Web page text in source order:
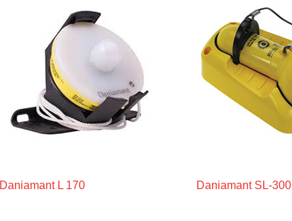
Daniamant L 170 Daniamant SL-300